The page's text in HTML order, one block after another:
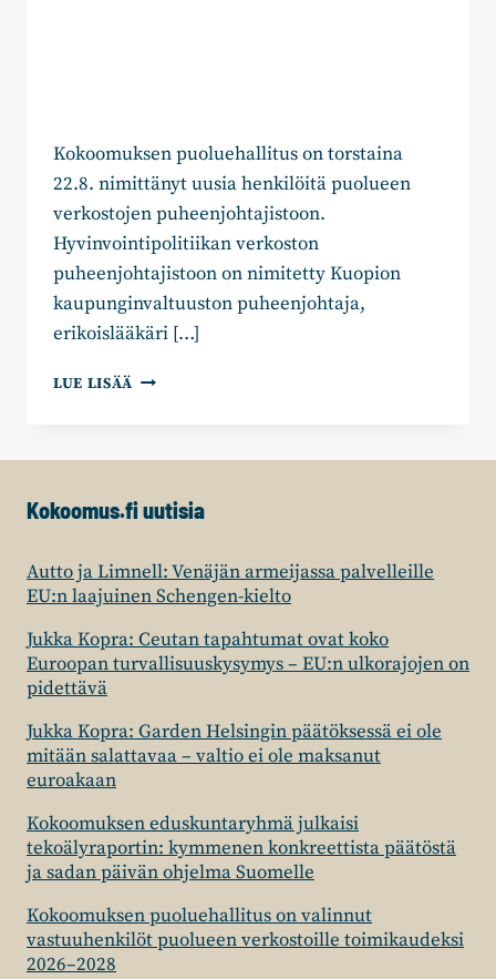
Kokoomuksen puoluehallitus on torstaina
22.8. nimittänyt uusia henkilöitä puolueen
verkostojen puheenjohtajistoon.
Hyvinvointipolitiikan verkoston
puheenjohtajistoon on nimitetty Kuopion
kaupunginvaltuuston puheenjohtaja,
erikoislääkäri […]
LUE LISÄÄ UUSIA
Kokoomus.fi uutisia
Autto ja Limnell: Venäjän armeijassa palvelleille
EU:n laajuinen Schengen-kielto
Jukka Kopra: Ceutan tapahtumat ovat koko
Euroopan turvallisuuskysymys – EU:n ulkorajojen on
pidettävä
Jukka Kopra: Garden Helsingin päätöksessä ei ole
mitään salattavaa – valtio ei ole maksanut
euroakaan
Kokoomuksen eduskuntaryhmä julkaisi
tekoälyraportin: kymmenen konkreettista päätöstä
ja sadan päivän ohjelma Suomelle
Kokoomuksen puoluehallitus on valinnut
vastuuhenkilöt puolueen verkostoille toimikaudeksi
2026–2028